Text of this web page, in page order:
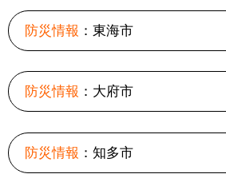
防災情報 ：東海市
防災情報 ：大府市
防災情報 ：知多市